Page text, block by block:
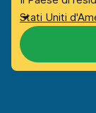
Stati Uniti